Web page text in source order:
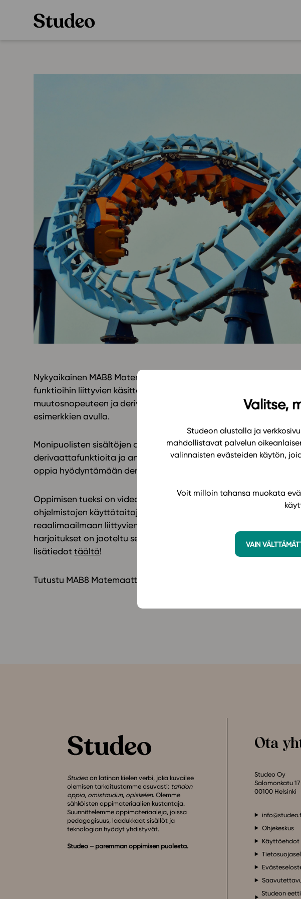
Valitse,
Studeon alustalla ja
mahdollistavat palvelun
valinnaisten evästeiden käytön,
Voit milloin tahansa muokata
VAIN
Kokeilutarjous
Ainstain
KIRJAUDU
Alakoulun lisenssit
Hinnasto
Käyttöönotto
Tilaa
Oppiainesarjat
Oppimateriaalit
Yläkoulun lisenssit
Hinnasto
Käyttöönotto
Tilaa
Nykyaikainen MAB8 Matemaattinen analyysi (LOPS 2021) kertaa
funktioihin liittyvien käsitteiden ja laskutaidon hallintaa.
muutosnopeuteen ja derivaatan käsitteeseen monipuolisten ja
esimerkkien avulla.
Monipuolisten sisältöjen avulla opiskelija harjaantuu
derivaattafunktioita ja analysoimaan funktioiden kulkua.
oppia hyödyntämään derivaattaa erilaisissa
Oppimisen tueksi on videoita ja esimerkkejä, jotka auttavat
ohjelmistojen käyttötaitoja. Pääasiallisesti ohjelmistoja
reaalimaailmaan liittyvien sovellustehtävien ratkaisemisessa.
harjoitukset on jaoteltu sekä aihealueittain että (A)- ja (B)-
lisätiedottäältä!
Tutustu MAB8 Matemaattinen analyysi (LOPS 2021) -
Studeo on latinan kielen verbi, joka kuvailee
olemisen tarkoitustamme osuvasti: tahdon
oppia, omistaudun, opiskelen. Olemme
sähköisten oppimateriaalien kustantaja.
Suunnittelemme oppimateriaaleja, joissa
pedagogisuus, laadukkaat sisällöt ja
teknologian hyödyt yhdistyvät.
Studeo – paremman oppimisen puolesta.
Ota
Studeo Oy
Salomonkatu 17
00100 Helsinki
Ohjekeskus
Käyttöehdot
Studeon